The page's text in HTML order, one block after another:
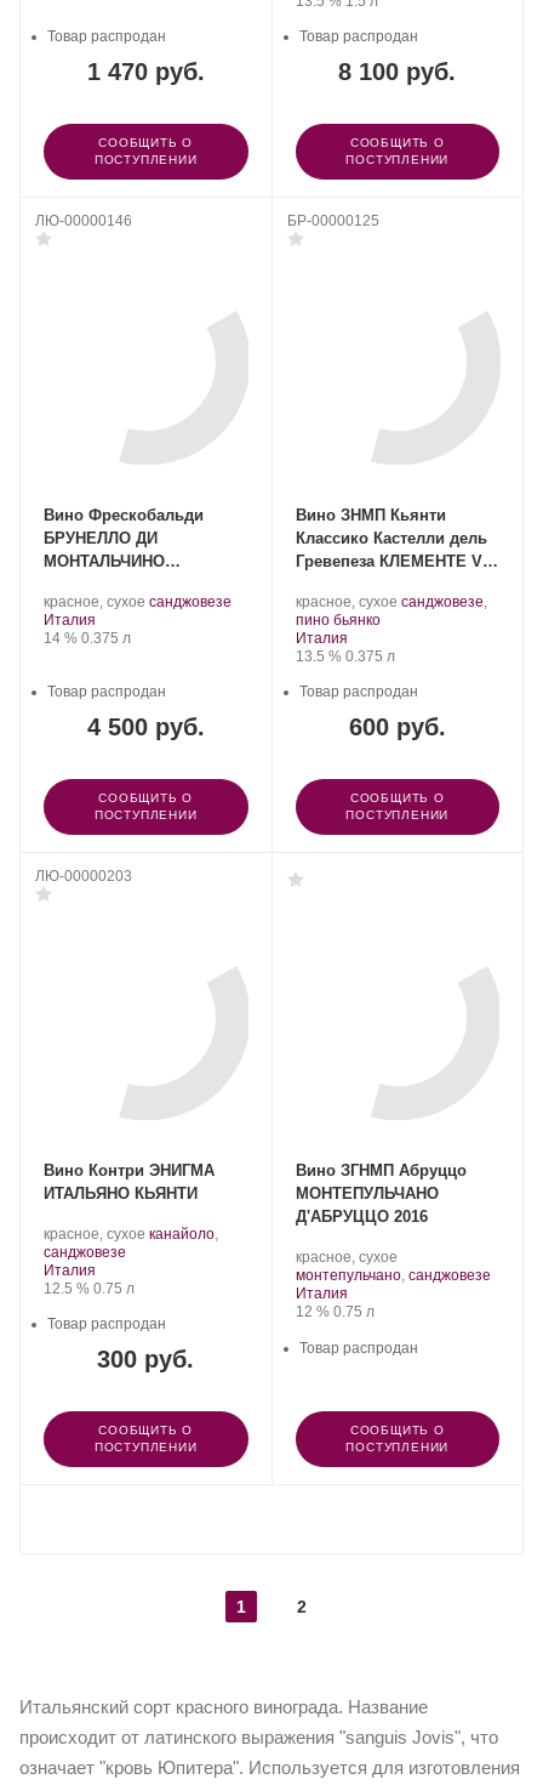
1 470 руб.
Товар распродан
СООБЩИТЬ О
ПОСТУПЛЕНИИ
8 100 руб.
Товар распродан
СООБЩИТЬ О
ПОСТУПЛЕНИИ
ЛЮ-00000146
Вино Фрескобальди
БРУНЕЛЛО ДИ
МОНТАЛЬЧИНО
0,375 л
красное, сухое .санджовезе
Регион:
Италия
Крепость
14 %. Объем
0.375 л
4 500 руб.
Товар распродан
СООБЩИТЬ О
ПОСТУПЛЕНИИ
БР-00000125
Вино ЗНМП Кьянти
Классико Кастелли дель
Гревепеза КЛЕМЕНТЕ VII
красное, сухое .санджовезе,
пино бьянко.
Регион:
Италия
Крепость
13.5 %. Объем
0.375 л
600 руб.
Товар распродан
СООБЩИТЬ О
ПОСТУПЛЕНИИ
ЛЮ-00000203
Вино Контри ЭНИГМА
ИТАЛЬЯНО КЬЯНТИ
красное, сухое .канайоло,
санджовезе
Регион:
Италия
Крепость
12.5 %. Объем
0.75 л
300 руб.
Товар распродан
СООБЩИТЬ О
ПОСТУПЛЕНИИ
Вино ЗГНМП Абруццо
МОНТЕПУЛЬЧАНО
Д'АБРУЦЦО 2016
красное, сухое.
Сорт
монтепульчано, санджовезе.
Регион:
Италия
Крепость
12 %. Объем
0.75 л
Товар распродан
СООБЩИТЬ О
ПОСТУПЛЕНИИ
1 2
Итальянский сорт красного винограда. Название
происходит от латинского выражения "sanguis Jovis", что
означает "кровь Юпитера". Используется для изготовления